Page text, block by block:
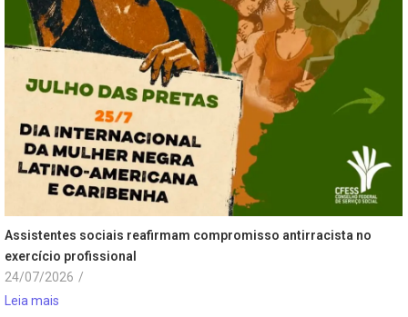
Assistentes sociais reafirmam compromisso antirracista no
exercício profissional
24/07/2026 /
Leia mais